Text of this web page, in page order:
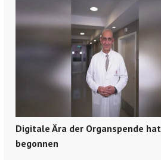
Digitale Ära der Organspende hat
begonnen